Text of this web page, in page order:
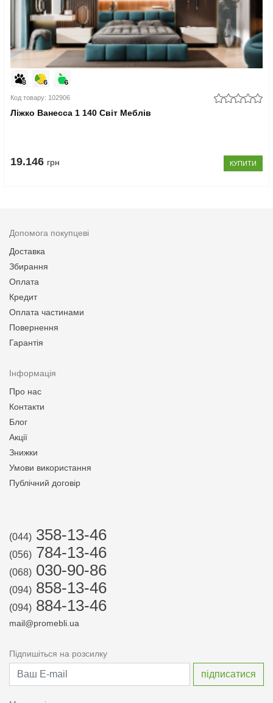
Код товару: 102906
Ліжко Ванесса 1 140 Світ Меблів
19.146 грн КУПИТИ
Допомога покупцеві
Доставка
Збирання
Оплата
Кредит
Оплата частинами
Повернення
Гарантія
Інформація
Про нас
Контакти
Блог
Акції
Знижки
Умови використання
Публічний договір
(044) 358-13-46
(056) 784-13-46
(068) 030-90-86
(094) 858-13-46
(094) 884-13-46
mail@promebli.ua
Підпишіться на розсилку